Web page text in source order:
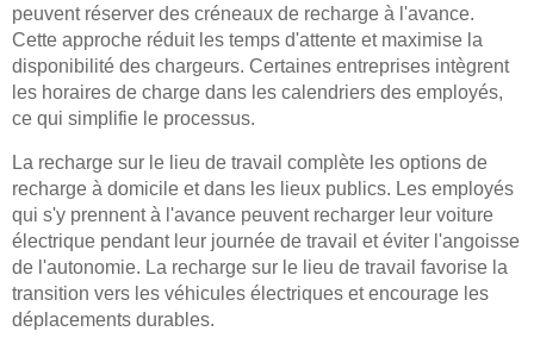
peuvent réserver des créneaux de recharge à l'avance.
Cette approche réduit les temps d'attente et maximise la
disponibilité des chargeurs. Certaines entreprises intègrent
les horaires de charge dans les calendriers des employés,
ce qui simplifie le processus.
La recharge sur le lieu de travail complète les options de
recharge à domicile et dans les lieux publics. Les employés
qui s'y prennent à l'avance peuvent recharger leur voiture
électrique pendant leur journée de travail et éviter l'angoisse
de l'autonomie. La recharge sur le lieu de travail favorise la
transition vers les véhicules électriques et encourage les
déplacements durables.